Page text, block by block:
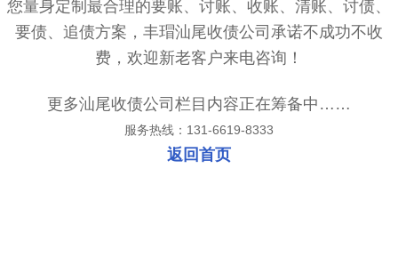
您量身定制最合理的要账、讨账、收账、清账、讨债、
要债、追债方案，丰瑁汕尾收债公司承诺不成功不收
费，欢迎新老客户来电咨询！
更多汕尾收债公司栏目内容正在筹备中……
服务热线：131-6619-8333
返回首页